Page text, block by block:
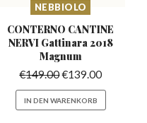
NEBBIOLO
CONTERNO CANTINE
NERVI Gattinara 2018
Magnum
€149.00€139.00
IN DEN WARENKORB